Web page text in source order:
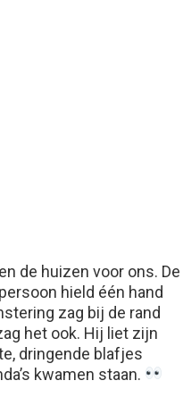
de huizen voor ons. De
hield één hand
zag bij de rand
het ook. Hij liet zijn
dringende blafjes
kwamen staan.